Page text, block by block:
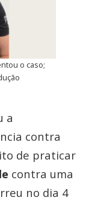
o caso;
a
contra
de praticar
contra uma
no dia 4